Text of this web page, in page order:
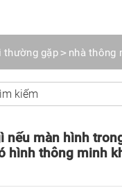
thường gặp> nhà thông
nếu màn hình
hình thông minh